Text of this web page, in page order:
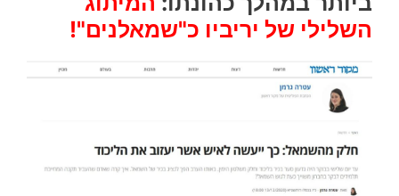
השלילי של יריביו כ"שמאלנים"!